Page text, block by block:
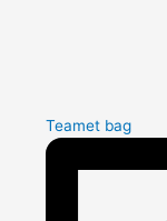
Teamet bag